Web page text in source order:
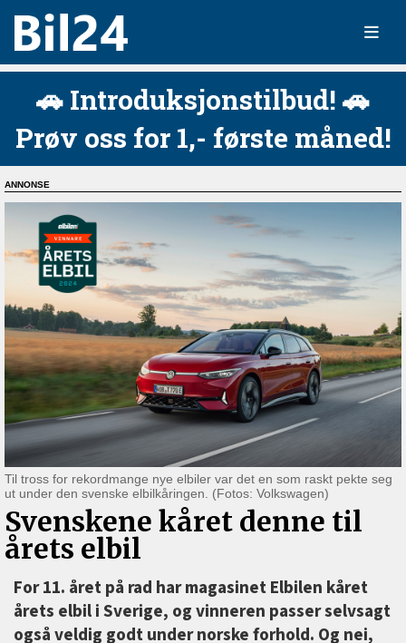
🚗 Introduksjonstilbud! 🚗
Prøv oss for 1,- første måned!
Til tross for rekordmange nye elbiler var det en som raskt pekte seg
ut under den svenske elbilkåringen. (Fotos: Volkswagen)
Svenskene kåret denne til
årets elbil
For 11. året på rad har magasinet Elbilen kåret
årets elbil i Sverige, og vinneren passer selvsagt
også veldig godt under norske forhold. Og nei,